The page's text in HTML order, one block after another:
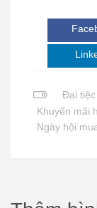
Đại
Khuyến mãi
Ngày hội